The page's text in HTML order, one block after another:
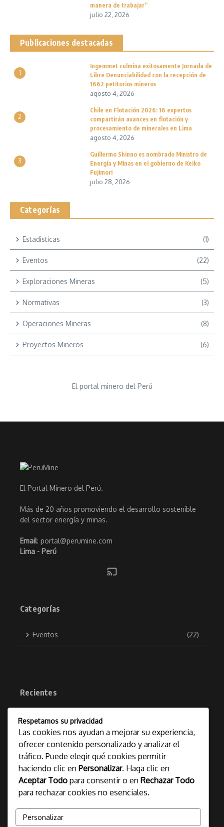
manera de trabajar”
julio 22, 2026
Publicaciones destacadas
1
Ingemmet culmina exitosamente Jornada de
Libre Denunciabilidad con la recepción de
1662 petitorios mineros
agosto 4, 2026
2
Chile en Flotación 2026: 16 expertos
compartirán avances en flotación y
procesamiento de minerales en Lima
agosto 4, 2026
3
Guillermo Shinno es nombrado Ministro de
Energía y Minas en el gobierno de Keiko
Fujimori
julio 28, 2026
Categorías
Estadisticas (1)
Eventos (22)
Exploraciones Mineras (5)
Normativas (3)
Operaciones Mineras (8)
Proyectos Mineros (6)
El portal minero del Perú
El Portal Minero del Perú.
Más de 20 años promoviendo el desarrollo sostenible
del sector energía y minas.
Email: portal@perumine.com
Lima - Perú
Categorías
Eventos (22)
Recientes
1
Jornada de Libre Denunciabilidad con
la recepción de 1662 petitorios
mineros
agosto 4, 2026
2
Chile en Flotación 2026: 16 expertos
compartirán avances en flotación y
procesamiento de minerales en Lima
agosto 4, 2026
3
Guillermo Shinno es nombrado
Respetamos su privacidad
Las cookies nos ayudan a mejorar su experiencia,
ofrecer contenido personalizado y analizar el
tráfico. Puede elegir qué cookies permitir
haciendo clic en Personalizar. Haga clic en
Aceptar Todo para consentir o en Rechazar Todo
para rechazar cookies no esenciales.
Personalizar